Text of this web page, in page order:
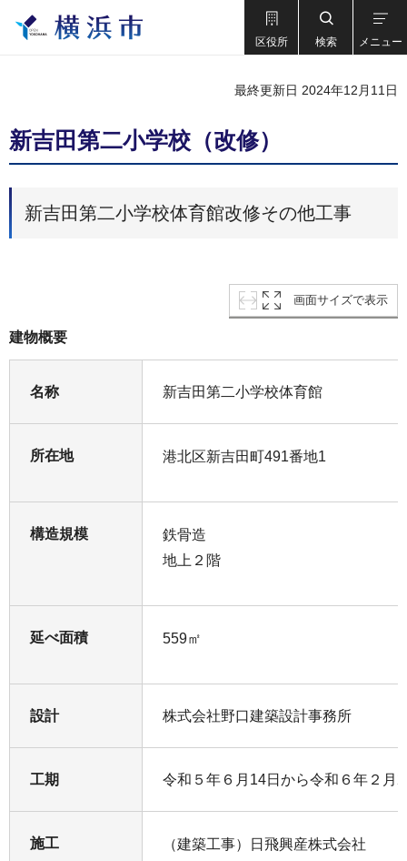
区役所 検索 メニュー
最終更新日 2024年12月11日
新吉田第二小学校（改修）
新吉田第二小学校体育館改修その他工事
画面サイズで表示
建物概要
名称 新吉田第二小学校体育館
所在地 港北区新吉田町491番地1
構造規模
鉄骨造
地上２階
延べ面積 559㎡
設計 株式会社野口建築設計事務所
工期 令和５年６月14日から令和６年２月
施工
（建築工事）日飛興産株式会社